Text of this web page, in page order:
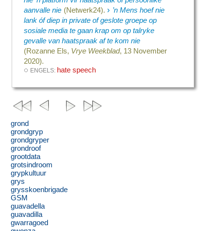
aanvalle nie (Netwerk24). › ’n Mens hoef nie
lank óf diep in private of geslote groepe op
sosiale media te gaan krap om op talryke
gevalle van haatspraak af te kom nie
(Rozanne Els, Vrye Weekblad, 13 November
2020).
◌ ENGELS: hate speech
grond
grondgryp
grondgryper
grondroof
grootdata
grotsindroom
grypkultuur
grys
grysskoenbrigade
GSM
guavadella
guavadilla
gwarragoed